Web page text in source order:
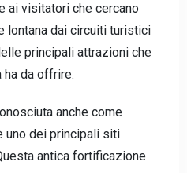
ai visitatori che cercano
lontana dai circuiti turistici
principali attrazioni che
da offrire:
anche come
uno dei principali siti
antica fortificazione